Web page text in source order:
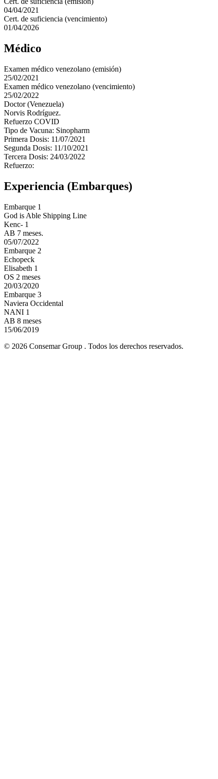
04/04/2021
Cert. de suficiencia (vencimiento)
01/04/2026
Médico
Examen médico venezolano (emisión)
25/02/2021
Examen médico venezolano (vencimiento)
25/02/2022
Doctor (Venezuela)
Norvis Rodríguez.
Refuerzo COVID
Tipo de Vacuna: Sinopharm
Primera Dosis: 11/07/2021
Segunda Dosis: 11/10/2021
Tercera Dosis: 24/03/2022
Refuerzo:
Experiencia (Embarques)
Embarque 1
God is Able Shipping Line
Kenc- 1
AB 7 meses.
05/07/2022
Embarque 2
Echopeck
Elisabeth 1
OS 2 meses
20/03/2020
Embarque 3
Naviera Occidental
NANI 1
AB 8 meses
15/06/2019
© 2026 Consemar Group . Todos los derechos reservados.